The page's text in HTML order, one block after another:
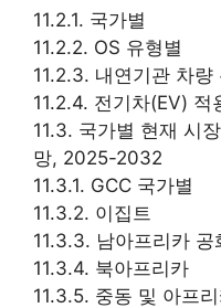
11.2.1. 국가별
11.2.2. OS 유형별
11.2.3. 내연기관 차량
11.2.4. 전기차(EV) 적
11.3. 국가별 현재 시
망, 2025-2032
11.3.1. GCC 국가별
11.3.2. 이집트
11.3.3. 남아프리카 공
11.3.4. 북아프리카
11.3.5. 중동 및 아프